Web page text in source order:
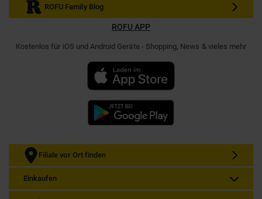
ROFU Family Blog
ROFU APP
Kostenlos für iOS und Android Geräte - Shopping, News & vieles mehr
Filiale vor Ort finden
Einkaufen